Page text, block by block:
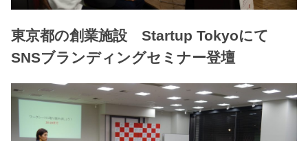
東京都の創業施設 Startup Tokyoにて
SNSブランディングセミナー登壇